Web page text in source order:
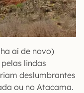
aí de novo)
lindas
deslumbrantes
ou no Atacama.